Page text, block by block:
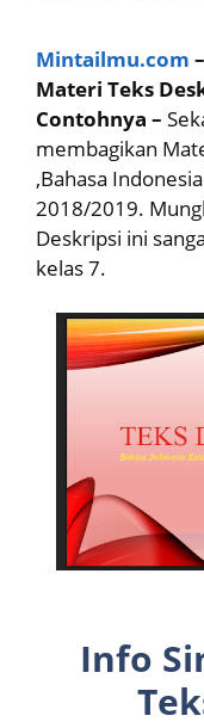
Mintailmu.com
Materi Teks
Contohnya –
membagikan
,Bahasa
2018/2019.
Deskripsi ini
kelas 7.
Info